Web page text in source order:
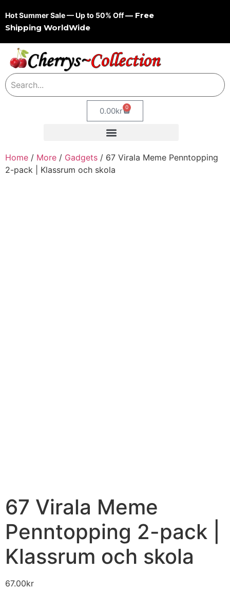
Hot Summer Sale — Up to 50% Off— Free
Shipping WorldWide
0.00kr 0
Home / More / Gadgets / 67 Virala Meme Penntopping
2-pack | Klassrum och skola
67 Virala Meme
Penntopping 2-pack |
Klassrum och skola
67.00kr